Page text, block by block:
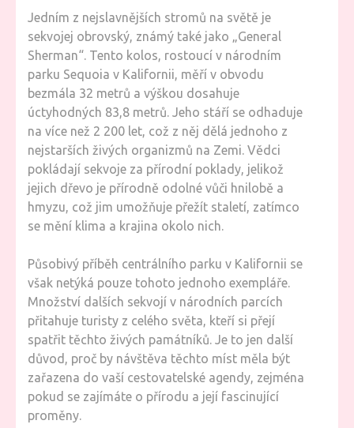
Jedním z nejslavnějších stromů na světě je
sekvojej obrovský, známý také jako „General
Sherman“. Tento kolos, rostoucí v národním
parku Sequoia v Kalifornii, měří v obvodu
bezmála 32 metrů a výškou dosahuje
úctyhodných 83,8 metrů. Jeho stáří se odhaduje
na více než 2 200 let, což z něj dělá jednoho z
nejstarších živých organizmů na Zemi. Vědci
pokládají sekvoje za přírodní poklady, jelikož
jejich dřevo je přírodně odolné vůči hnilobě a
hmyzu, což jim umožňuje přežít staletí, zatímco
se mění klima a krajina okolo nich.
Působivý příběh centrálního parku v Kalifornii se
však netýká pouze tohoto jednoho exempláře.
Množství dalších sekvojí v národních parcích
přitahuje turisty z celého světa, kteří si přejí
spatřit těchto živých památníků. Je to jen další
důvod, proč by návštěva těchto míst měla být
zařazena do vaší cestovatelské agendy, zejména
pokud se zajímáte o přírodu a její fascinující
proměny.